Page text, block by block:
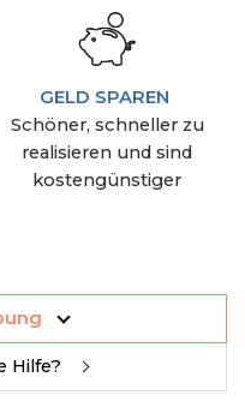
GELD SPAREN
Schöner, schneller zu
realisieren und sind
kostengünstiger
Hilfe?